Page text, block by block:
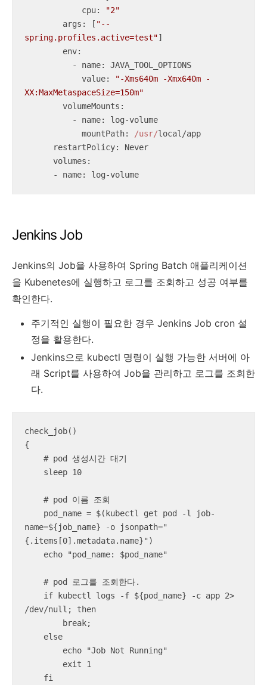
cpu:
"2"
args : [ "--
spring.profiles.active=test"]
env:
value:
"-Xms640m -Xmx640m -
XX:MaxMetaspaceSize=150m"
volumeMounts :
mountPath: /usr/local/app
restartPolicy: Never
volumes :
      - name: log-volume
Jenkins Job
Jenkins의 Job을 사용하여 Spring Batch 애플리케이션
을 Kubenetes에 실행하고 로그를 조회하고 성공 여부를
확인한다.
주기적인 실행이 필요한 경우 Jenkins Job cron 설
정을 활용한다.
Jenkins으로 kubectl 명령이 실행 가능한 서버에 아
래 Script를 사용하여 Job을 관리하고 로그를 조회한
다.
check_job()
{
name=${job_name} -o jsonpath="
{.items[0].metadata.name}")
/dev/null; then